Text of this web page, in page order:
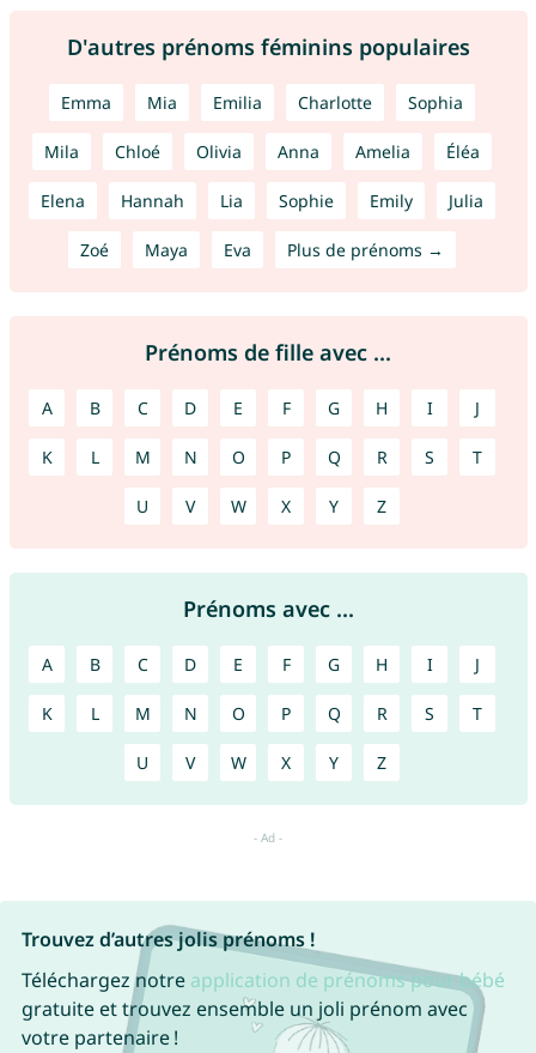
D'autres prénoms féminins populaires
Emma Mia Emilia Charlotte Sophia
Mila Chloé Olivia Anna Amelia Éléa
Elena Hannah Lia Sophie Emily Julia
Zoé Maya Eva Plus de prénoms →
Prénoms de fille avec ...
A B C D E F G H I J
K L M N O P Q R S T
U V W X Y Z
Prénoms avec ...
A B C D E F G H I J
K L M N O P Q R S T
U V W X Y Z
Trouvez d’autres jolis prénoms !
Téléchargez notre application de prénoms pour bébé
gratuite et trouvez ensemble un joli prénom avec
votre partenaire !